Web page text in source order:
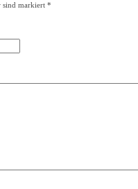
sind markiert *